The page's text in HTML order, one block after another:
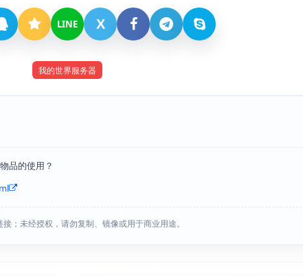
LINE X
我的世界服务器
品的使用？
；未经授权，请勿复制、镜像或用于商业用途。